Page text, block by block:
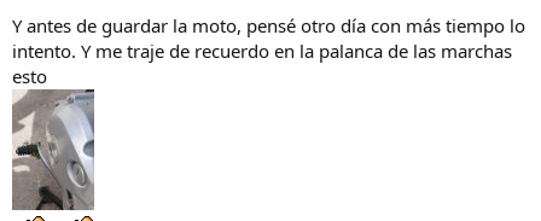
Y antes de guardar la moto, pensé otro día con más tiempo lo
intento. Y me traje de recuerdo en la palanca de las marchas
esto